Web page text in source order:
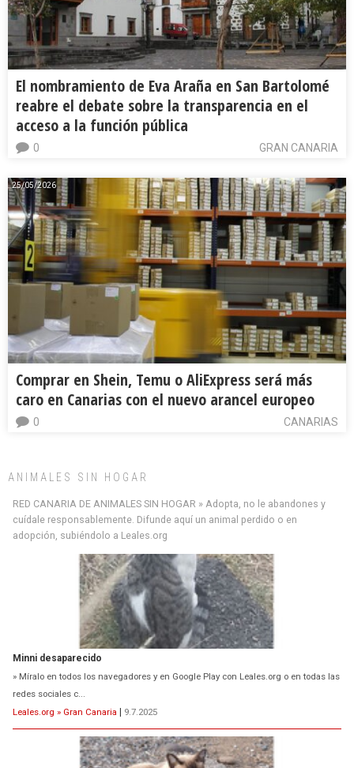
El nombramiento de Eva Araña en San Bartolomé
reabre el debate sobre la transparencia en el
acceso a la función pública
GRAN CANARIA
0
25/05/2026
Comprar en Shein, Temu o AliExpress será más
caro en Canarias con el nuevo arancel europeo
CANARIAS
0
ANIMALES SIN HOGAR
RED CANARIA DE ANIMALES SIN HOGAR » Adopta, no le abandones y
cuídale responsablemente. Difunde aquí un animal perdido o en
adopción, subiéndolo a Leales.org
Minni desaparecido
» Míralo en todos los navegadores y en Google Play con Leales.org o en todas las
redes sociales c...
Leales.org » Gran Canaria | 9.7.2025